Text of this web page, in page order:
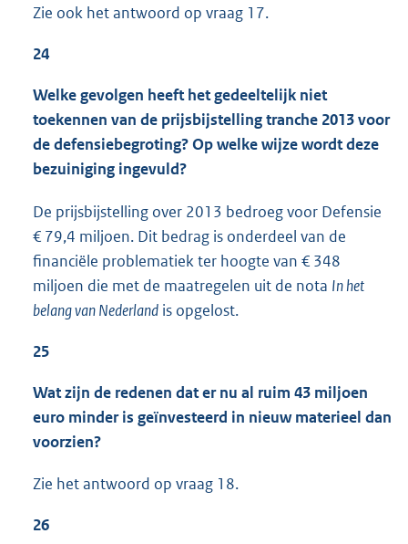
Zie ook het antwoord op vraag 17.
24
Welke gevolgen heeft het gedeeltelijk niet
toekennen van de prijsbijstelling tranche 2013 voor
de defensiebegroting? Op welke wijze wordt deze
bezuiniging ingevuld?
De prijsbijstelling over 2013 bedroeg voor Defensie
€ 79,4 miljoen. Dit bedrag is onderdeel van de
financiële problematiek ter hoogte van € 348
miljoen die met de maatregelen uit de nota In het
belang van Nederland is opgelost.
25
Wat zijn de redenen dat er nu al ruim 43 miljoen
euro minder is geïnvesteerd in nieuw materieel dan
voorzien?
Zie het antwoord op vraag 18.
26